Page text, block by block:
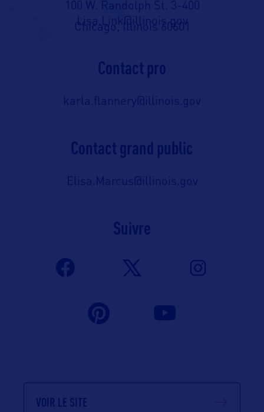
100 W. Randolph St. 3-400
Chicago, Illinois 60601
Lisa.Link@illinois.gov
Contact pro
karla.flannery@illinois.gov
Contact grand public
Elisa.Marcus@illinois.gov
Suivre
VOIR LE SITE